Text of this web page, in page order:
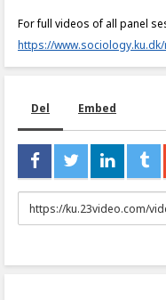
For full videos of all panel
https://
Del Embed
URL
to